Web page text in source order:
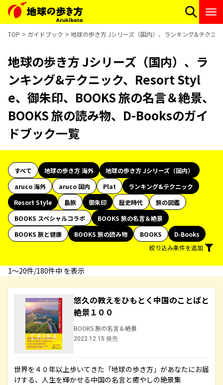
TOP ガイドブック 地球の歩き方 Jシリーズ（国内）、ランキング&テクニ
地球の歩き方 Jシリーズ（国内）、ラ
ンキング&テクニック、Resort Styl
e、御朱印、BOOKS 旅の名言＆絶景、
BOOKS 旅の読み物、D-Booksのガイ
ドブック一覧
すべて 地球の歩き方 海外
地球の歩き方 Jシリーズ（国内）
aruco 海外
aruco 国内 Plat
ランキング&テクニック
Resort Style
島旅 御朱印 歴史時代
旅の図鑑
BOOKS スペシャルコラボ
BOOKS 旅の名言＆絶景
BOOKS 旅と健康
BOOKS 旅の読み物 BOOKS
D-Books
絞り込み条件を追加
1〜20件/180件中 を表示
悠久の教えをひもとく中国のことばと
絶景１００
BOOKS 旅の名言＆絶景
2022.12.15 発売
世界を４０年以上歩いてきた「地球の歩き方」があなたにお届
けする、人生を輝かせる中国の名言と癒やしの絶景集